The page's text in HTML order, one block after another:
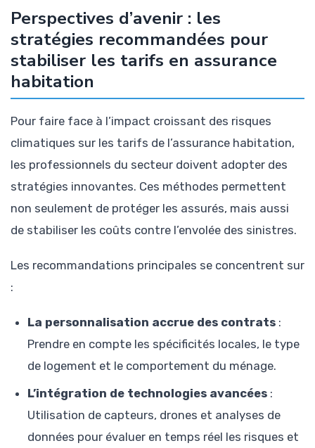
Perspectives d’avenir : les
stratégies recommandées pour
stabiliser les tarifs en assurance
habitation
Pour faire face à l’impact croissant des risques
climatiques sur les tarifs de l’assurance habitation,
les professionnels du secteur doivent adopter des
stratégies innovantes. Ces méthodes permettent
non seulement de protéger les assurés, mais aussi
de stabiliser les coûts contre l’envolée des sinistres.
Les recommandations principales se concentrent sur
:
La personnalisation accrue des contrats :
Prendre en compte les spécificités locales, le type
de logement et le comportement du ménage.
L’intégration de technologies avancées :
Utilisation de capteurs, drones et analyses de
données pour évaluer en temps réel les risques et